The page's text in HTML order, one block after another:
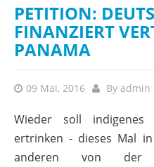
PETITION:
FINANZIERT
PANAMA
09 Mai, 2016 By admin
Wieder soll
ertrinken - dieses Mal
anderen von der